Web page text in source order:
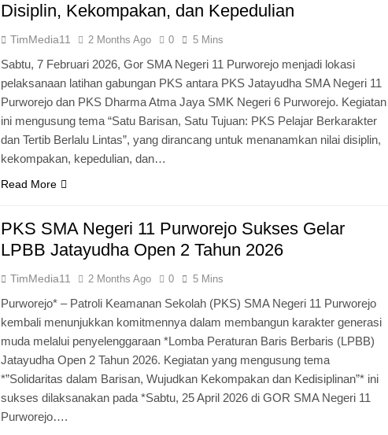
Disiplin, Kekompakan, dan Kepedulian
TimMedia11 2 Months Ago 0 5 Mins
Sabtu, 7 Februari 2026, Gor SMA Negeri 11 Purworejo menjadi lokasi
pelaksanaan latihan gabungan PKS antara PKS Jatayudha SMA Negeri 11
Purworejo dan PKS Dharma Atma Jaya SMK Negeri 6 Purworejo. Kegiatan
ini mengusung tema “Satu Barisan, Satu Tujuan: PKS Pelajar Berkarakter
dan Tertib Berlalu Lintas”, yang dirancang untuk menanamkan nilai disiplin,
kekompakan, kepedulian, dan…
Read More
PKS SMA Negeri 11 Purworejo Sukses Gelar
LPBB Jatayudha Open 2 Tahun 2026
TimMedia11 2 Months Ago 0 5 Mins
Purworejo* – Patroli Keamanan Sekolah (PKS) SMA Negeri 11 Purworejo
kembali menunjukkan komitmennya dalam membangun karakter generasi
muda melalui penyelenggaraan *Lomba Peraturan Baris Berbaris (LPBB)
Jatayudha Open 2 Tahun 2026. Kegiatan yang mengusung tema
*”Solidaritas dalam Barisan, Wujudkan Kekompakan dan Kedisiplinan”* ini
sukses dilaksanakan pada *Sabtu, 25 April 2026 di GOR SMA Negeri 11
Purworejo….